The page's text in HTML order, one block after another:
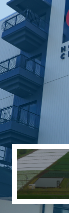
【イベント報
されました